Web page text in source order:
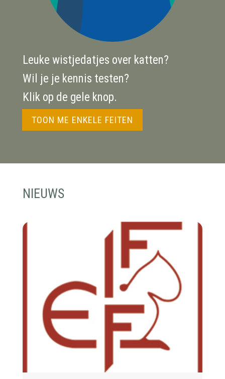
Leuke wistjedatjes over katten?
Wil je je kennis testen?
Klik op de gele knop.
TOON ME ENKELE FEITEN
NIEUWS